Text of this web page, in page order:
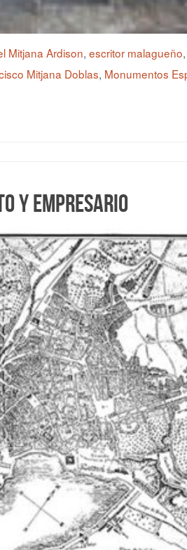
Mitjana Ardison, escritor malagueño,
Mitjana Doblas, Monumentos
y empresario